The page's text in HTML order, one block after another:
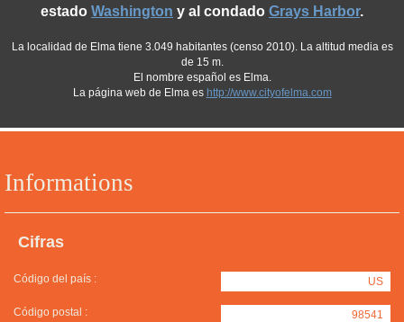
Informations
Cifras
Código del país : US
Código postal : 98541
estado Washington y al condado Grays Harbor.
La localidad de Elma tiene 3.049 habitantes (censo 2010). La altitud media es
de 15 m.
El nombre español es Elma.
La página web de Elma es http://www.cityofelma.com